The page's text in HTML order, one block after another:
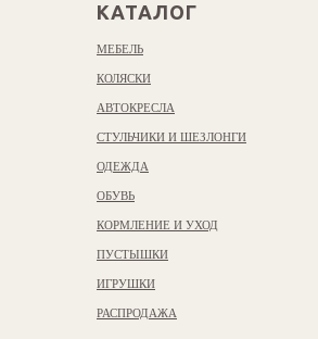
КАТАЛОГ
МЕБЕЛЬ
КОЛЯСКИ
АВТОКРЕСЛА
СТУЛЬЧИКИ И ШЕЗЛОНГИ
ОДЕЖДА
ОБУВЬ
КОРМЛЕНИЕ И УХОД
ПУСТЫШКИ
ИГРУШКИ
РАСПРОДАЖА